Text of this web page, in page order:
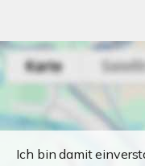
Ich bin damit